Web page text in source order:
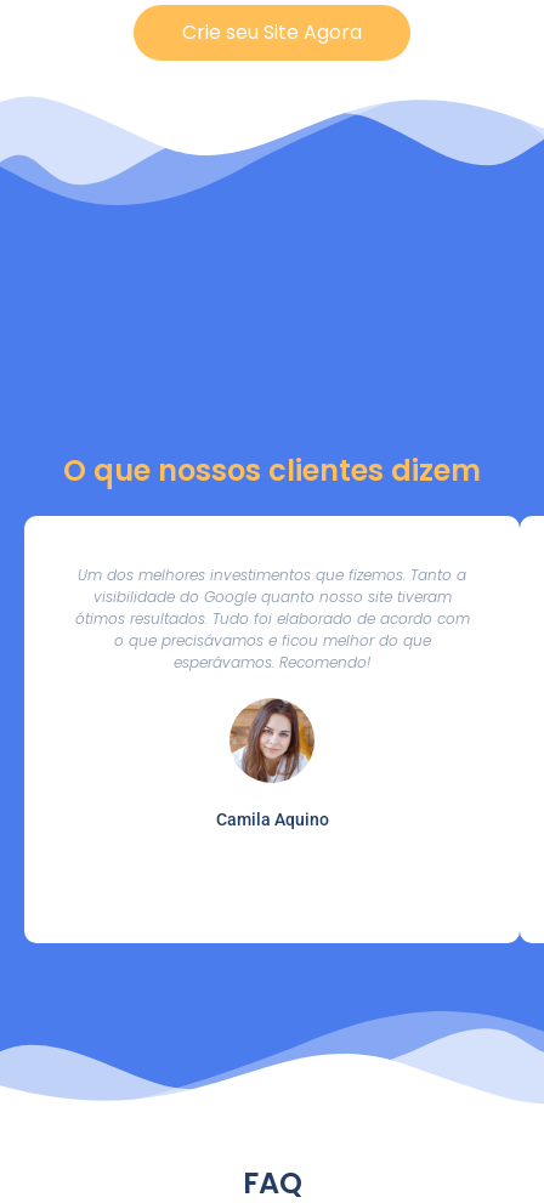
Crie seu Site Agora
O que nossos clientes dizem
Um dos melhores investimentos que fizemos. Tanto a
visibilidade do Google quanto nosso site tiveram
ótimos resultados. Tudo foi elaborado de acordo com
o que precisávamos e ficou melhor do que
esperávamos. Recomendo!
Camila Aquino
FAQ